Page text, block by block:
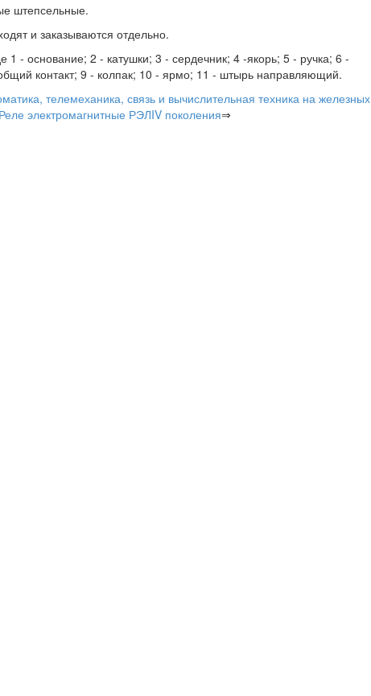
штепсельные.
и заказываются отдельно.
- основание; 2 - катушки; 3 - сердечник; 4 -якорь; 5 - ручка; 6 -
контакт; 9 - колпак; 10 - ярмо; 11 - штырь направляющий.
телемеханика, связь и вычислительная техника на железных
Реле электромагнитные РЭЛIV поколения⇒